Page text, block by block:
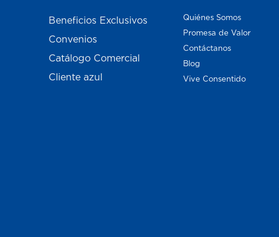
Beneficios Exclusivos
Convenios
Catálogo Comercial
Cliente azul
Quiénes Somos
Promesa de Valor
Contáctanos
Blog
Vive Consentido